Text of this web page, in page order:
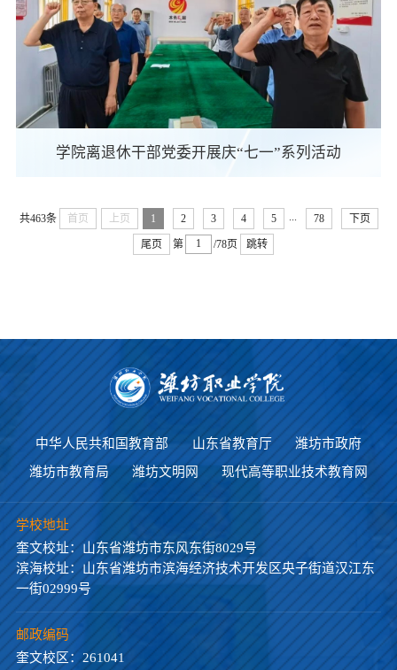
学院离退休干部党委开展庆“七一”系列活动
共463条 首页 上页 1 2 3 4 5 ... 78 下页
尾页 第 /78页 跳转
中华人民共和国教育部 山东省教育厅
潍坊市政府
潍坊市教育局
潍坊文明网 现代高等职业技术教育网
学校地址
奎文校址：山东省潍坊市东风东街8029号
滨海校址：山东省潍坊市滨海经济技术开发区央子街道汉江东
一街02999号
邮政编码
奎文校区：261041